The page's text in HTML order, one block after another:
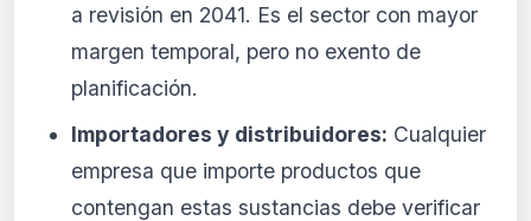
a revisión en 2041. Es el sector con mayor
margen temporal, pero no exento de
planificación.
Importadores y distribuidores: Cualquier
empresa que importe productos que
contengan estas sustancias debe verificar